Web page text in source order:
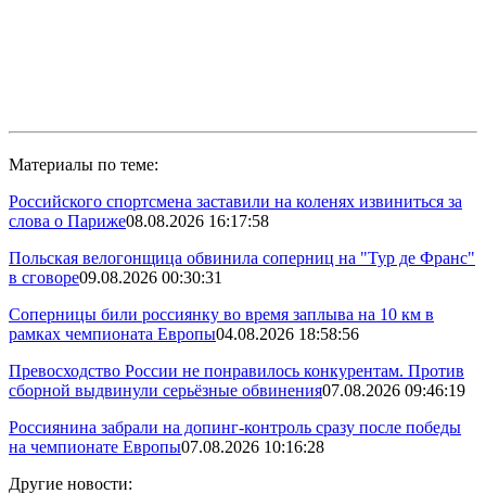
Материалы по теме:
Российского спортсмена заставили на коленях извиниться за
слова о Париже08.08.2026 16:17:58
Польская велогонщица обвинила соперниц на "Тур де Франс"
в сговоре09.08.2026 00:30:31
Соперницы били россиянку во время заплыва на 10 км в
рамках чемпионата Европы04.08.2026 18:58:56
Превосходство России не понравилось конкурентам. Против
сборной выдвинули серьёзные обвинения07.08.2026 09:46:19
Россиянина забрали на допинг-контроль сразу после победы
на чемпионате Европы07.08.2026 10:16:28
Другие новости: